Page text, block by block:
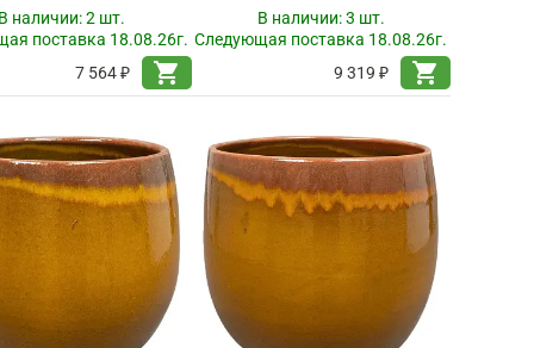
наличии:2 шт.
поставка 18.08.26г.
7 564 ₽
shopping_cart
В наличии:3 шт.
Следующая поставка 18.08.26г.
9 319 ₽
shopping_cart